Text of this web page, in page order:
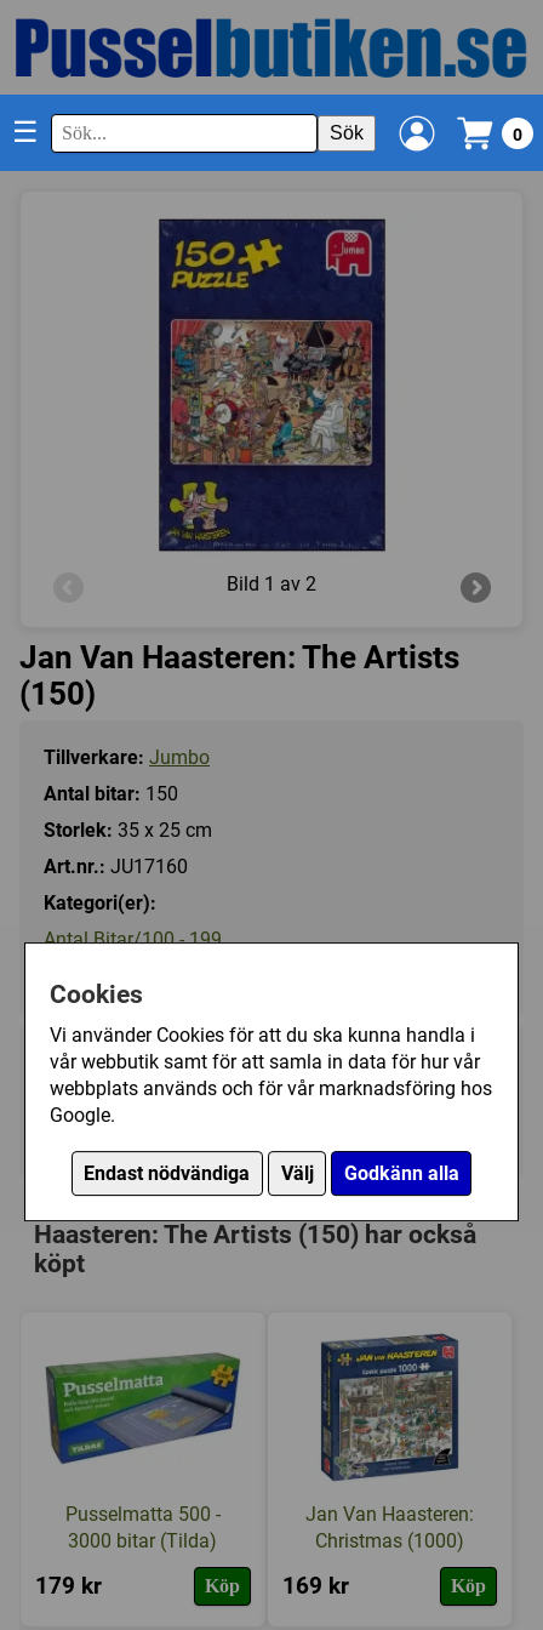
Cookies
Vi använder Cookies för att du ska kunna handla i
vår webbutik samt för att samla in data för hur vår
webbplats används och för vår marknadsföring hos
Google.
Endast nödvändiga Välj Godkänn alla
☰ Sök 0
Bild 1 av 2
Jan Van Haasteren: The Artists
(150)
Tillverkare: Jumbo
Antal bitar: 150
Storlek: 35 x 25 cm
Art.nr.: JU17160
Kategori(er):
Antal Bitar/100 - 199
79 kr Utgått
Personer som har köpt Jan Van
Haasteren: The Artists (150) har också
köpt
Pusselmatta 500 -
3000 bitar (Tilda)
179 kr Köp
Jan Van Haasteren:
Christmas (1000)
169 kr Köp